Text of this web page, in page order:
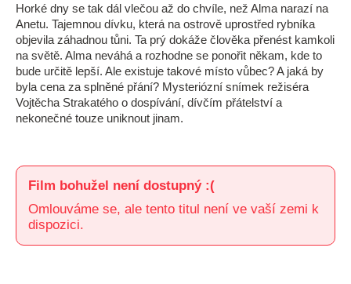
Horké dny se tak dál vlečou až do chvíle, než Alma narazí na
Anetu. Tajemnou dívku, která na ostrově uprostřed rybníka
objevila záhadnou tůni. Ta prý dokáže člověka přenést kamkoli
na světě. Alma neváhá a rozhodne se ponořit někam, kde to
bude určitě lepší. Ale existuje takové místo vůbec? A jaká by
byla cena za splněné přání? Mysteriózní snímek režiséra
Vojtěcha Strakatého o dospívání, dívčím přátelství a
nekonečné touze uniknout jinam.
Film bohužel není dostupný :(
Omlouváme se, ale tento titul není ve vaší zemi k
dispozici.